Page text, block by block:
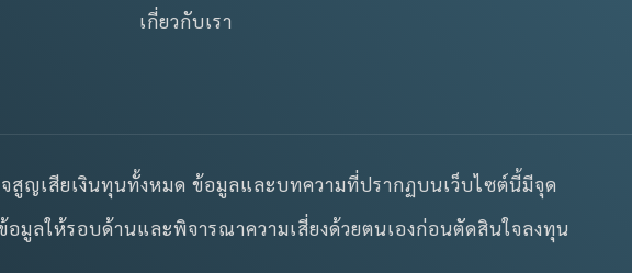
เกี่ยวกับเรา
จสูญเสียเงินทุนทั้งหมด ข้อมูลและบทความที่ปรากฏบนเว็บไซต์นี้มีจุด
มูลให้รอบด้านและพิจารณาความเสี่ยงด้วยตนเองก่อนตัดสินใจลงทุน